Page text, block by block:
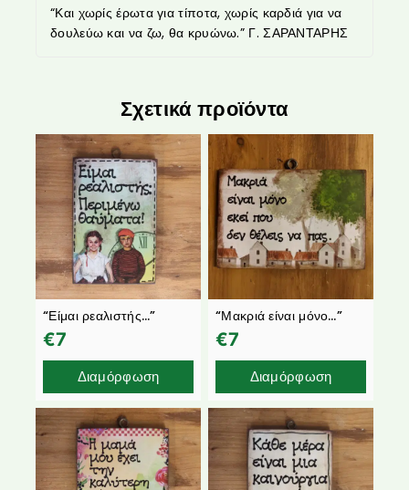
“Και χωρίς έρωτα για τίποτα, χωρίς καρδιά για να
δουλεύω και να ζω, θα κρυώνω.” Γ. ΣΑΡΑΝΤΑΡΗΣ
Σχετικά προϊόντα
“Είμαι ρεαλιστής…”
€7
Διαμόρφωση
“Μακριά είναι μόνο…”
€7
Διαμόρφωση